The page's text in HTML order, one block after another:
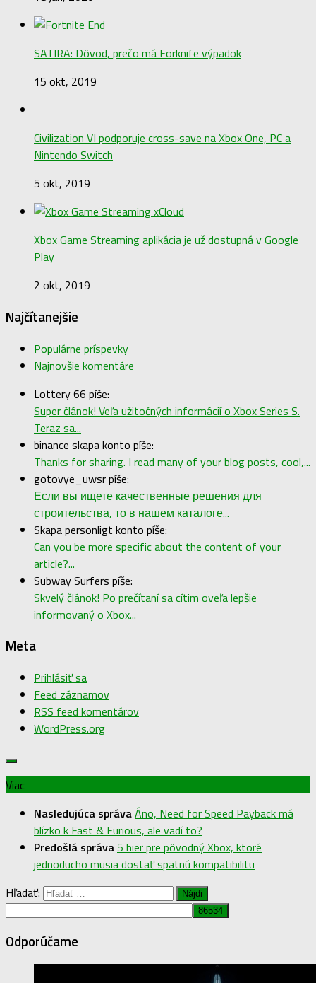
SATIRA: Dôvod, prečo má Forknife výpadok
15 okt, 2019
Civilization VI podporuje cross-save na Xbox One, PC a
Nintendo Switch
5 okt, 2019
Xbox Game Streaming aplikácia je už dostupná v Google
Play
2 okt, 2019
Najčítanejšie
Populárne príspevky
Najnovšie komentáre
Lottery 66 píše:
Super článok! Veľa užitočných informácií o Xbox Series S.
Teraz sa...
binance skapa konto píše:
Thanks for sharing. I read many of your blog posts, cool,...
gotovye_uwsr píše:
Если вы ищете качественные решения для
строительства, то в нашем каталоге...
Skapa personligt konto píše:
Can you be more specific about the content of your
article?...
Subway Surfers píše:
Skvelý článok! Po prečítaní sa cítim oveľa lepšie
informovaný o Xbox...
Meta
Prihlásiť sa
Feed záznamov
RSS feed komentárov
WordPress.org
Viac
Nasledujúca správaÁno, Need for Speed Payback má
blízko k Fast & Furious, ale vadí to?
Predošlá správa5 hier pre pôvodný Xbox, ktoré
jednoducho musia dostať spätnú kompatibilitu
Hľadať:
Odporúčame